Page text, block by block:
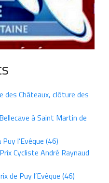
des Châteaux, clôture des
à Saint Martin de
l’Evêque (46)
Cycliste André Raynaud
de Puy l’Evèque (46)